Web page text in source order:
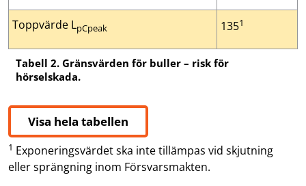
Tabell 2. Gränsvärden för buller – risk för
hörselskada.
Toppvärde LpCpeak 1351
Visa hela tabellen
1 Exponeringsvärdet ska inte tillämpas vid skjutning
eller sprängning inom Försvarsmakten.